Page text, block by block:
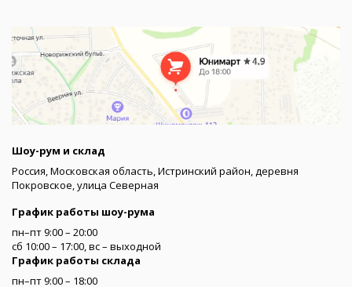
Шоу-рум и склад
Россия, Московская область, Истринский район, деревня
Покровское, улица Северная
График работы шоу-рума
пн–пт 9:00 – 20:00
сб 10:00 – 17:00, вс – выходной
График работы склада
пн–пт 9:00 – 18:00